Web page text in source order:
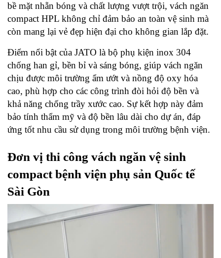
bề mặt nhẵn bóng và chất lượng vượt trội, vách ngăn
compact HPL không chỉ đảm bảo an toàn vệ sinh mà
còn mang lại vẻ đẹp hiện đại cho không gian lắp đặt.
Điểm nổi bật của JATO là bộ phụ kiện inox 304
chống han gỉ, bền bỉ và sáng bóng, giúp vách ngăn
chịu được môi trường ẩm ướt và nồng độ oxy hóa
cao, phù hợp cho các công trình đòi hỏi độ bền và
khả năng chống trầy xước cao. Sự kết hợp này đảm
bảo tính thẩm mỹ và độ bền lâu dài cho dự án, đáp
ứng tốt nhu cầu sử dụng trong môi trường bệnh viện.
Đơn vị thi công vách ngăn vệ sinh
compact bệnh viện phụ sản Quốc tế
Sài Gòn